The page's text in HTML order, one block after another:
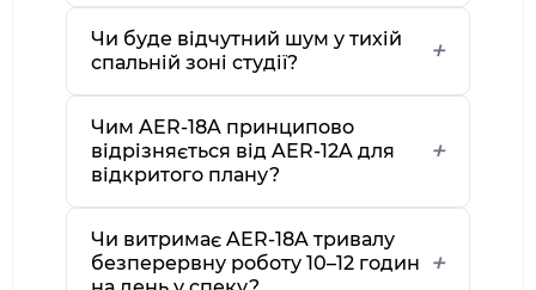
Чи буде відчутний шум у тихій
спальній зоні студії?
Чим AER-18A принципово
відрізняється від AER-12A для
відкритого плану?
Чи витримає AER-18A тривалу
безперервну роботу 10–12 годин